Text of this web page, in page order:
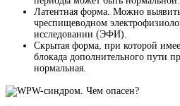
Латентная форма. Можно
чреспищеводном
исследовании (ЭФИ).
Скрытая форма, при которой
блокада дополнительного пути
нормальная.